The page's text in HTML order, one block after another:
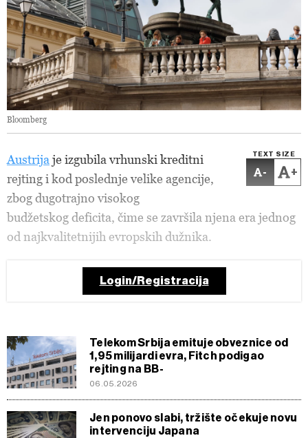
Bloomberg
TEXT SIZE
- +
Austrija je izgubila vrhunski kreditni
rejting i kod poslednje velike agencije,
zbog dugotrajno visokog
budžetskog deficita, čime se završila njena era jednog
od najkvalitetnijih evropskih dužnika.
Login/Registracija
Telekom Srbija emituje obveznice od
1,95 milijardi evra, Fitch podigao
rejting na BB-
06.05.2026
Jen ponovo slabi, tržište očekuje novu
intervenciju Japana